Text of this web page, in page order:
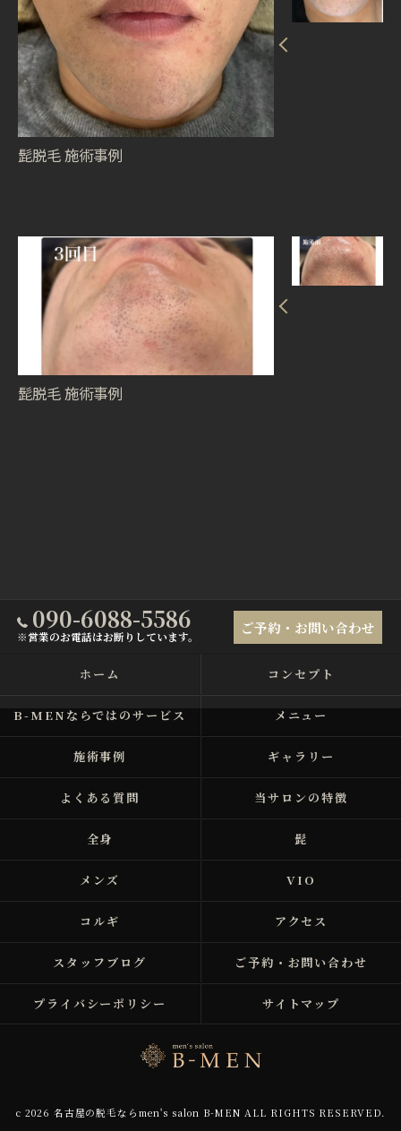
髭脱毛 施術事例
髭脱毛 施術事例
090-6088-5586
※営業のお電話はお断りしています。
ご予約・お問い合わせ
ホーム コンセプト
B-MENならではのサービス メニュー
施術事例 ギャラリー
よくある質問 当サロンの特徴
全身 髭
メンズ VIO
コルギ アクセス
スタッフブログ ご予約・お問い合わせ
プライバシーポリシー サイトマップ
c 2026 名古屋の脱毛ならmen's salon B-MEN ALL RIGHTS RESERVED.